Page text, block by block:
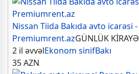
Nissan Tiida Bakıda avto icarəsi -
Premiumrent.azGÜNLÜK KİRAYƏ
2 il əvvəlEkonom sinifBakı
35AZN